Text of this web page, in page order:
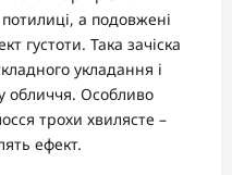
а подовжені
густоти. Така зачіска
укладання і
обличчя. Особливо
трохи хвилясте –
ефект.